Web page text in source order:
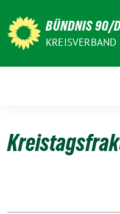
zum
Inhalt
BÜNDNIS 90/
KREISVERBAND